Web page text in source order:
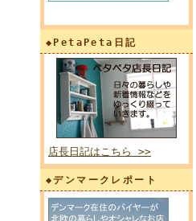
◆PetaPeta日記
店長日記はこちら >>
◆デンマークレポート